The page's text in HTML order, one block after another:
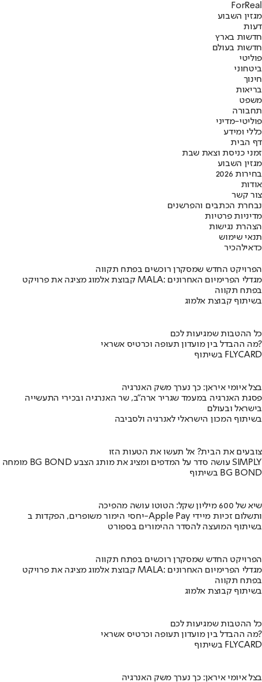
ForReal
מגזין השבוע
דעות
חדשות בארץ
חדשות בעולם
פוליטי
ביטחוני
חינוך
בריאות
משפט
תחבורה
פוליטי-מדיני
כללי ומידע
דף הבית
זמני כניסת וצאת שבת
מגזין השבוע
בחירות 2026
אודות
צור קשר
נבחרת הכתבים והפרשנים
מדיניות פרטיות
הצהרת נגישות
תנאי שימוש
כדאילהכיר
הפרויקט החדש שמסקרן רוכשים בפתח תקווה
קבוצת אלמוג מציגה את פרויקט MALA: מגדלי הפרימיום האחרונים
בפתח תקווה
בשיתוף קבוצת אלמוג
כל ההטבות שמגיעות לכם
מה ההבדל בין מועדון תעופה וכרטיס אשראי?
בשיתוף FLYCARD
בצל איומי איראן: כך נערך משק האנרגיה
פסגת האנרגיה במעמד שגריר ארה"ב, שר האנרגיה ובכירי התעשייה
בישראל ובעולם
בשיתוף המכון הישראלי לאנרגיה ולסביבה
צובעים את הבית? אל תעשו את הטעות הזו
מומחה BG BOND עושה סדר על המדפים ומציג את מותג הצבע SIMPLY
בשיתוף BG BOND
שיא של 600 מיליון שקל: הטוטו עושה מהפיכה
יחסי הימור משופרים, הפקדות ב-Apple Pay ותשלום זכיות מיידי
בשיתוף המועצה להסדר ההימורים בספורט
הפרויקט החדש שמסקרן רוכשים בפתח תקווה
קבוצת אלמוג מציגה את פרויקט MALA: מגדלי הפרימיום האחרונים
בפתח תקווה
בשיתוף קבוצת אלמוג
כל ההטבות שמגיעות לכם
מה ההבדל בין מועדון תעופה וכרטיס אשראי?
בשיתוף FLYCARD
בצל איומי איראן: כך נערך משק האנרגיה